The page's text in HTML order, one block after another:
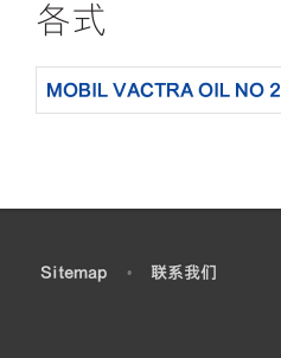
各式
MOBIL VACTRA OIL NO 2
Sitemap • 联系我们